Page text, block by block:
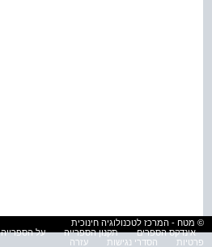
© מטח - המרכז לטכנולוגיה חינוכית
אינדקס הספרים
תקנון הספרייה על הספרייה
פרטיות
הסדרי נגישות עזרה